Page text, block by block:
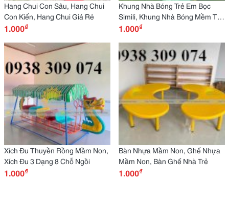
Hang Chui Con Sâu, Hang Chui
Con Kiến, Hang Chui Giá Rẻ
1.000₫
Khung Nhà Bóng Trẻ Em Bọc
Simili, Khung Nhà Bóng Mềm Trẻ
Em
1.000₫
Xích Đu Thuyền Rồng Mầm Non,
Xích Đu 3 Dạng 8 Chỗ Ngồi
1.000₫
Bàn Nhựa Mầm Non, Ghế Nhựa
Mầm Non, Bàn Ghế Nhà Trẻ
1.000₫